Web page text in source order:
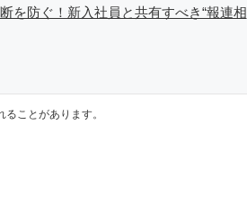
を防ぐ！新入社員と共有すべき“報連相
ことがあります。